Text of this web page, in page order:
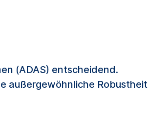
(ADAS) entscheidend.
außergewöhnliche Robustheit